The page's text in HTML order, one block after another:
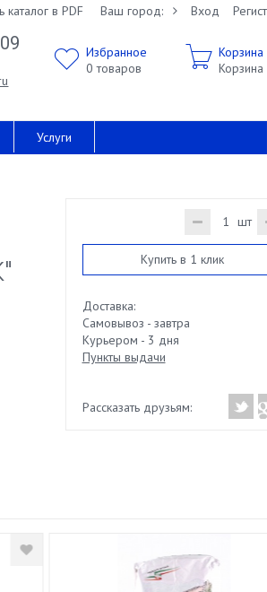
каталог в PDF Ваш город: Вход
Избранное
0 товаров
Корзина
Корзина
Услуги
шт
Купить в 1 клик
Доставка:
Самовывоз - завтра
Курьером - 3 дня
Пункты выдачи
Рассказать друзьям: